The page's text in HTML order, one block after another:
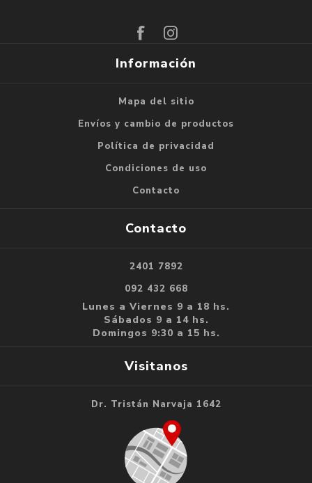
Información
Mapa del sitio
Envíos y cambio de productos
Política de privacidad
Condiciones de uso
Contacto
Contacto
2401 7892
092 432 668
Lunes a Viernes 9 a 18 hs.
Sábados 9 a 14 hs.
Domingos 9:30 a 15 hs.
Visitanos
Dr. Tristán Narvaja 1642